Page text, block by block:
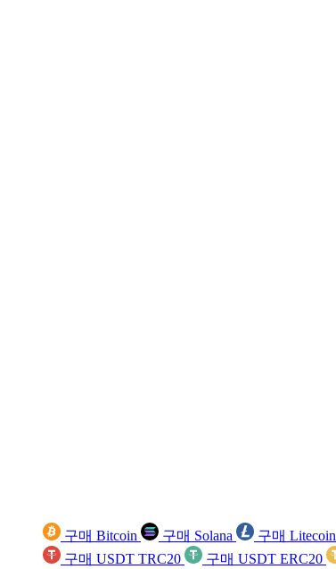
구매 Bitcoin 구매 Solana 구매 Litecoin
구매 USDT TRC20
구매 USDT ERC20